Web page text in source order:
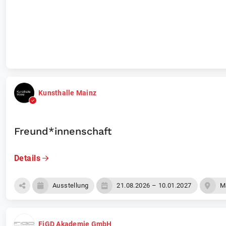
Kunsthalle Mainz
Freund*innenschaft
Details
Ausstellung 21.08.2026 – 10.01.2027
FiGD Akademie GmbH